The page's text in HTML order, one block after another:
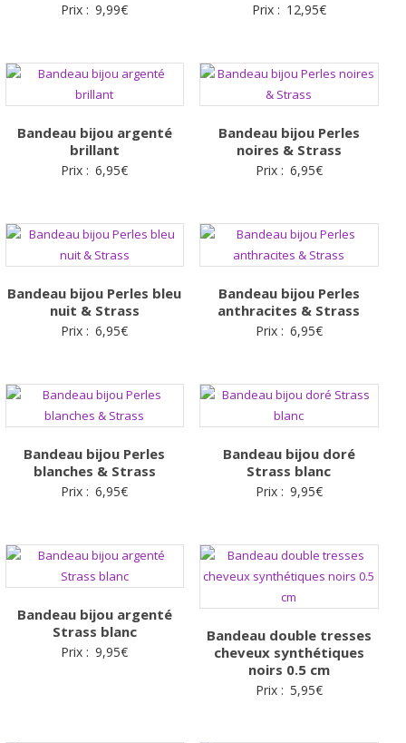
Prix : 9,99€ Prix : 12,95€
Bandeau bijou argenté
brillant
Prix : 6,95€
Bandeau bijou Perles
noires & Strass
Prix : 6,95€
Bandeau bijou Perles bleu
nuit & Strass
Prix : 6,95€
Bandeau bijou Perles
anthracites & Strass
Prix : 6,95€
Bandeau bijou Perles
blanches & Strass
Prix : 6,95€
Bandeau bijou doré
Strass blanc
Prix : 9,95€
Bandeau bijou argenté
Strass blanc
Prix : 9,95€
Bandeau double tresses
cheveux synthétiques
noirs 0.5 cm
Prix : 5,95€